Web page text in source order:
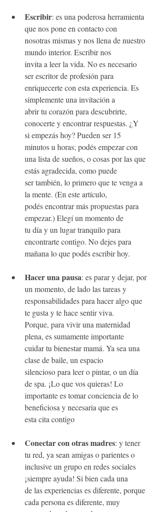
Escribir: es una poderosa herramienta
que nos pone en contacto con
nosotras mismas y nos llena de nuestro
mundo interior. Escribir nos
invita a leer la vida. No es necesario
ser escritor de profesión para
enriquecerte con esta experiencia. Es
simplemente una invitación a
abrir tu corazón para descubrirte,
conocerte y encontrar respuestas. ¿Y
si empezás hoy? Pueden ser 15
minutos u horas; podés empezar con
una lista de sueños, o cosas por las que
estás agradecida, como puede
ser también, lo primero que te venga a
la mente. (En este artículo,
podés encontrar más propuestas para
empezar.) Elegí un momento de
tu día y un lugar tranquilo para
encontrarte contigo. No dejes para
mañana lo que podés escribir hoy.
Hacer una pausa: es parar y dejar, por
un momento, de lado las tareas y
responsabilidades para hacer algo que
te gusta y te hace sentir viva.
Porque, para vivir una maternidad
plena, es sumamente importante
cuidar tu bienestar mamá. Ya sea una
clase de baile, un espacio
silencioso para leer o pintar, o un día
de spa. ¡Lo que vos quieras! Lo
importante es tomar conciencia de lo
beneficiosa y necesaria que es
esta cita contigo
Conectar con otras madres: y tener
tu red, ya sean amigas o parientes o
inclusive un grupo en redes sociales
¡siempre ayuda! Si bien cada una
de las experiencias es diferente, porque
cada persona es diferente, muy